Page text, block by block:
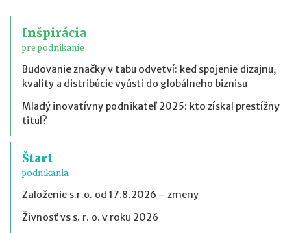
Inšpirácia
pre podnikanie
Budovanie značky v tabu odvetví: keď spojenie dizajnu,
kvality a distribúcie vyústi do globálneho biznisu
Mladý inovatívny podnikateľ 2025: kto získal prestížny
titul?
Štart
podnikania
Založenie s.r.o. od 17.8.2026 – zmeny
Živnosť vs s. r. o. v roku 2026